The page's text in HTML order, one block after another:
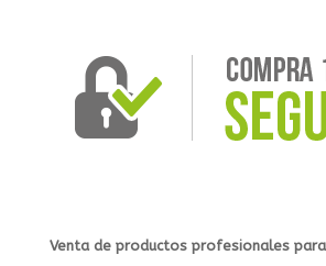
Venta de productos profesionales